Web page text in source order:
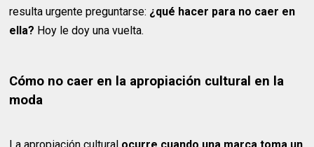
resulta urgente preguntarse: ¿qué hacer para no caer en
ella? Hoy le doy una vuelta.
Cómo no caer en la apropiación cultural en la
moda